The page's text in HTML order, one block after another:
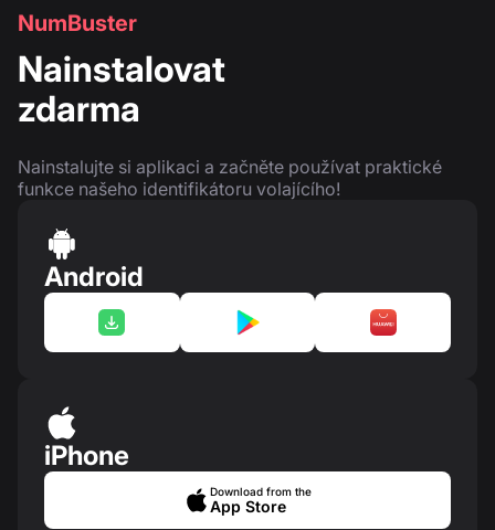
NumBuster
Nainstalovat
zdarma
Nainstalujte si aplikaci a začněte používat praktické
funkce našeho identifikátoru volajícího!
Android
iPhone
Download from the
App Store